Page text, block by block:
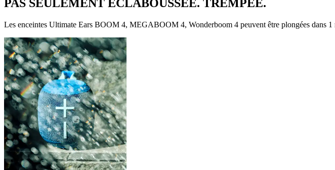
PAS SEULEMENT ÉCLABOUSSÉE. TREMPÉE.
Les enceintes Ultimate Ears BOOM 4, MEGABOOM 4, Wonderboom 4 peuvent être plongées dans 1